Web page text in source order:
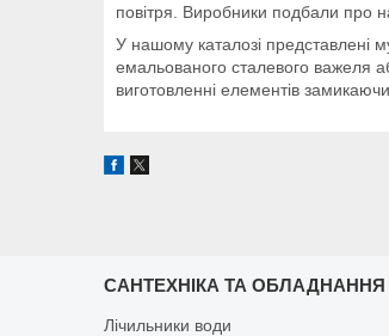
повітря. Виробники подбали про
У нашому каталозі представлені
емальованого сталевого важеля
виготовленні елементів
САНТЕХНІКА ТА ОБЛАДНАННЯ
Лічильники води